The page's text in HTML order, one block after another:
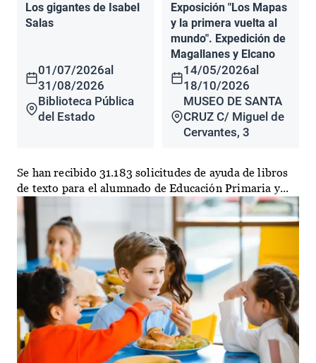
Los gigantes de Isabel
Salas
01/07/2026al
31/08/2026
Biblioteca Pública
del Estado
Exposición "Los Mapas
y la primera vuelta al
mundo". Expedición de
Magallanes y Elcano
14/05/2026al
18/10/2026
MUSEO DE SANTA
CRUZ C/ Miguel de
Cervantes, 3
Se han recibido 31.183 solicitudes de ayuda de libros
de texto para el alumnado de Educación Primaria y...